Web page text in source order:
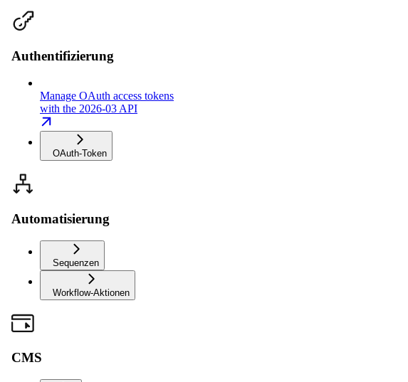
Authentifizierung
Manage OAuth access tokens
with the 2026-03 API
OAuth-Token
Automatisierung
Sequenzen
Workflow-Aktionen
CMS